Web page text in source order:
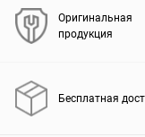
Оригинальная
продукция
Бесплатная